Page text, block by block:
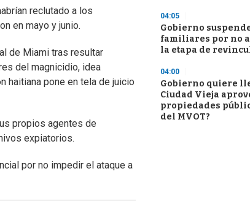
reclutado a los
en mayo y junio.
de Miami tras resultar
del magnicidio, idea
haitiana pone en tela de juicio
propios agentes de
expiatorios.
por no impedir el ataque a
04:05
Gobierno
familiares por no
la etapa de
04:00
Gobierno quiere
Ciudad Vieja
propiedades
del MVOT?